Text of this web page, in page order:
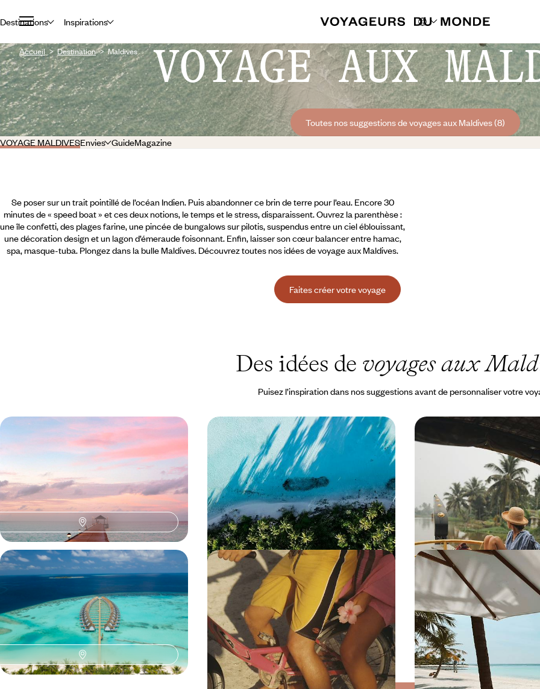
Destinations Inspirations
Accueil Destination Maldives VOYAGE AUX
Toutes nos suggestions de voyages aux Maldives (8)
VOYAGE MALDIVESEnvies GuideMagazine
Se poser sur un trait pointillé de l’océan Indien. Puis abandonner ce brin de terre pour l’eau. Encore 30
minutes de « speed boat » et ces deux notions, le temps et le stress, disparaissent. Ouvrez la parenthèse :
une île confetti, des plages farine, une pincée de bungalows sur pilotis, suspendus entre un ciel éblouissant,
une décoration design et un lagon d’émeraude foisonnant. Enfin, laisser son cœur balancer entre hamac,
spa, masque-tuba. Plongez dans la bulle Maldives. Découvrez toutes nos idées de voyage aux Maldives.
Faites créer votre voyage
Des idées de voyages aux
Puisez l’inspiration dans nos suggestions avant de personnaliser votre
S'évader aux Maldives - Lagon
turquoise et chambre sur le sable
Une semaine pour buller en plein océan, sur l’un
de ces atolls édéniques dont les Maldives ont le
privilège
9 jours, de 2900 à 3900 €
Tous ensemble au paradis - Votre
atoll aux Maldives
L'exclusivité d'une île-hôtel posée au milieu de
l'océan Indien, facile d'accès et adaptée aux
familles
9 jours, de 2900 à 3500 €
Kerala et Maldives -
Backwaters aux lagons
Un rythme tout en douceur,
plages, plantations de thé et
11 jours, de 3800 à 4900 €
Skyline et lagon - Après Downtown
Dubaï, votre atoll aux Maldives
Faire escale au cœur des gratte-ciels émiratis en
chemin pour l’océan Indien
10 jours, de 4700 à 6500 €
Au Sri Lanka et aux Maldives - Art
bouddhiste, Ceylon tea et lagons
idylliques
Les chefs-d’œuvre d’art des hautes terres du Sri
Lanka, puis le balnéaire plus plus des Maldives
13 jours, de 4700 à 6200 €
En tête-à-tête sur l’atoll
Votre éden aux
S'échapper loin du monde sur
profiter du luxe discret de votre
surplombant le bleu infini
9 jours, de 4800 à 6000 €